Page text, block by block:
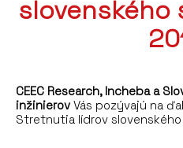
slovenského
CEEC Research, Incheba a
inžinierov Vás pozývajú na
Stretnutia lídrov